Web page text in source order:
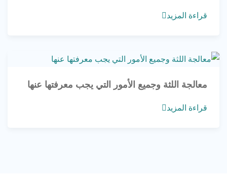
قراءة المزيد
معالجة اللثة وجميع الأمور التي يجب معرفتها عنها
قراءة المزيد